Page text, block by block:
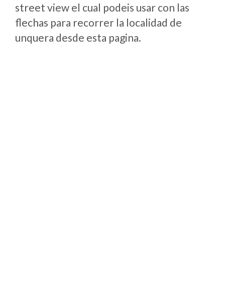
street view el cual podeis usar con las
flechas para recorrer la localidad de
unquera desde esta pagina.